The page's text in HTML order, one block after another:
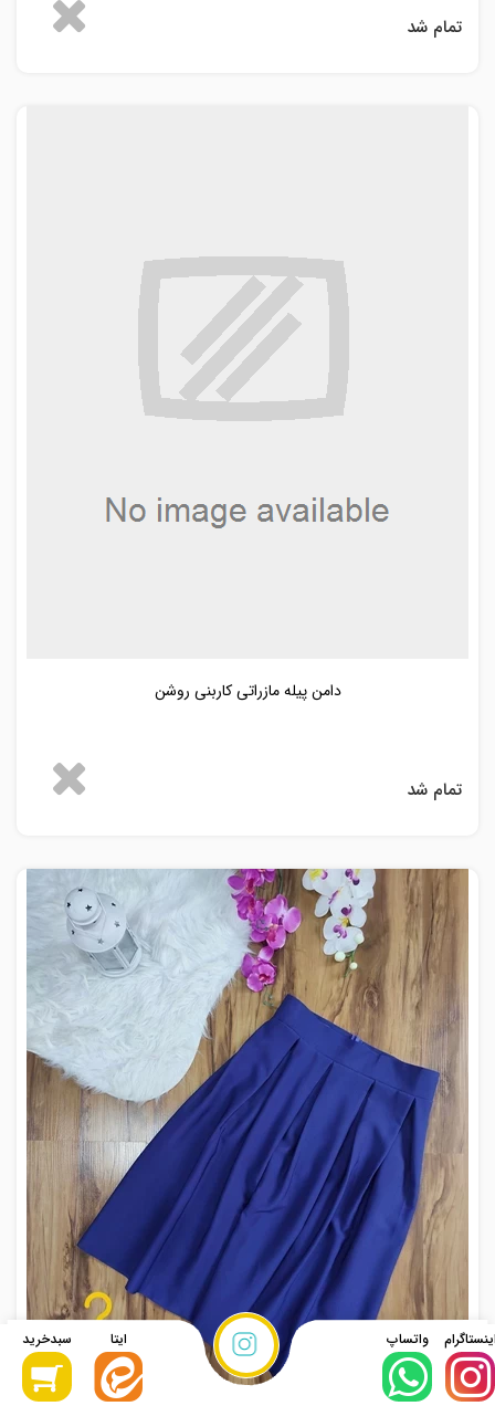
تمام شد
دامن پیله مازراتی کاربنی روشن
تمام شد
نحوه ثبت
سفارش